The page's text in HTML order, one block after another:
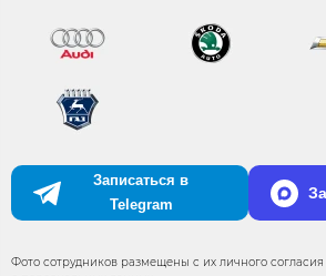
Записаться в
Telegram
Фото сотрудников размещены с их личного согласия